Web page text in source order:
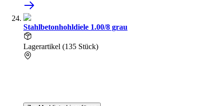
Stahlbetonhohldiele 1.00/8 grau
Lagerartikel (135 Stück)